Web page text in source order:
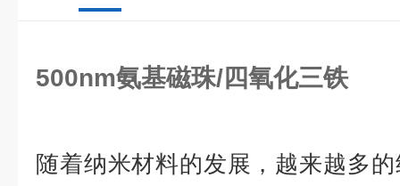
500nm氨基磁珠/四氧化三铁
随着纳米材料的发展，越来越多